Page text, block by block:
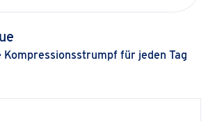
Kompressionsstrumpf für jeden Tag